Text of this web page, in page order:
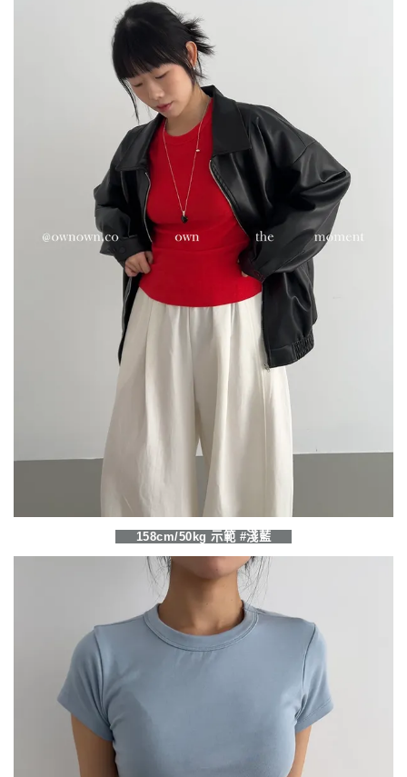
158cm/50kg 示範 #淺藍